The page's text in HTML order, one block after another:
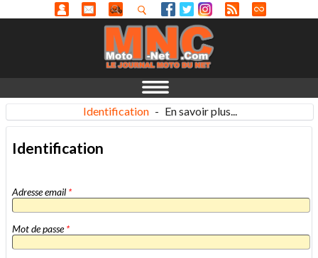
Identification - En savoir plus...
Identification
Adresse email *
Mot de passe*